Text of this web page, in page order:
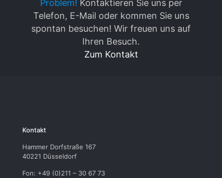
Problem! Kontaktieren Sie uns per
Telefon, E-Mail oder kommen Sie uns
spontan besuchen! Wir freuen uns auf
Ihren Besuch.
Zum Kontakt
Kontakt
Hammer Dorfstraße 167
40221 Düsseldorf
Fon: +49 (0)211 – 30 67 73